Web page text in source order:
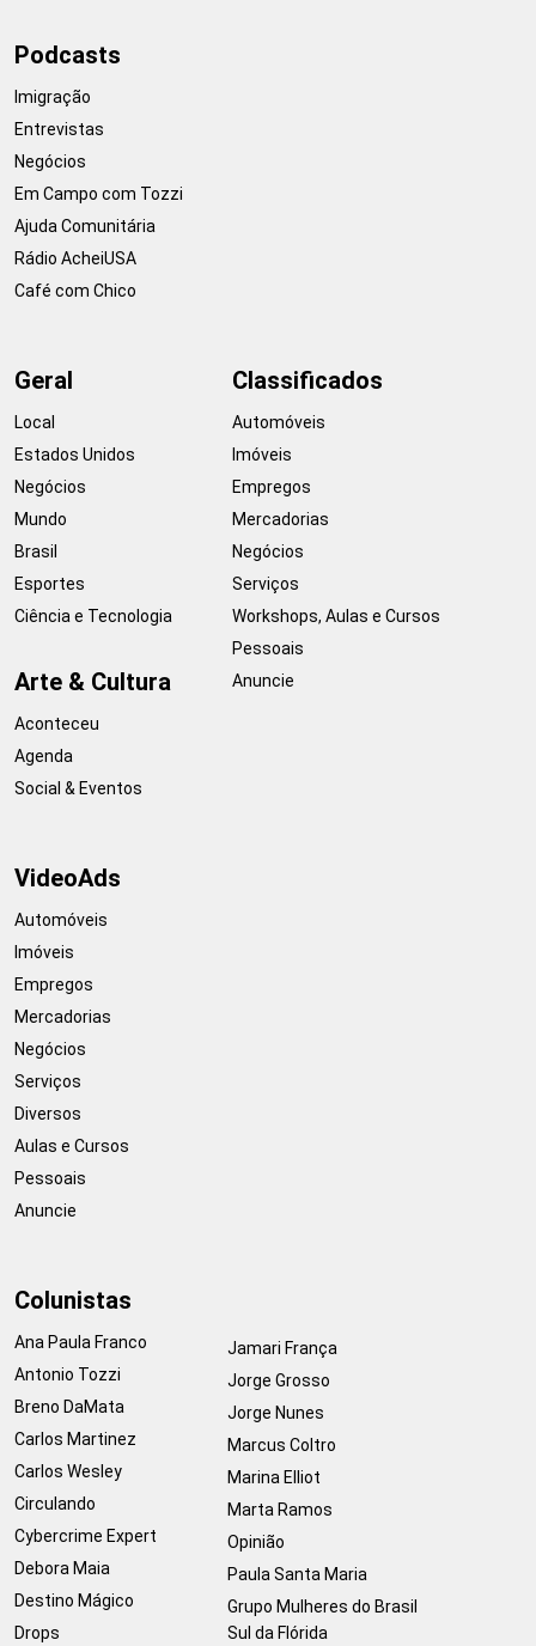
Podcasts
Imigração
Entrevistas
Negócios
Em Campo com Tozzi
Ajuda Comunitária
Rádio AcheiUSA
Café com Chico
Geral
Local
Estados Unidos
Negócios
Mundo
Brasil
Esportes
Ciência e Tecnologia
Arte & Cultura
Aconteceu
Agenda
Social & Eventos
Classificados
Automóveis
Imóveis
Empregos
Mercadorias
Negócios
Serviços
Workshops, Aulas e Cursos
Pessoais
Anuncie
VideoAds
Automóveis
Imóveis
Empregos
Mercadorias
Negócios
Serviços
Diversos
Aulas e Cursos
Pessoais
Anuncie
Colunistas
Ana Paula Franco
Antonio Tozzi
Breno DaMata
Carlos Martinez
Carlos Wesley
Circulando
Cybercrime Expert
Debora Maia
Destino Mágico
Drops
Jamari França
Jorge Grosso
Jorge Nunes
Marcus Coltro
Marina Elliot
Marta Ramos
Opinião
Paula Santa Maria
Grupo Mulheres do Brasil
Sul da Flórida